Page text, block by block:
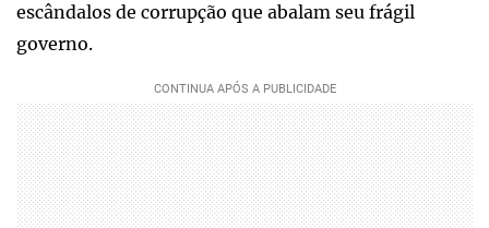
escândalos de corrupção que abalam seu frágil
governo.